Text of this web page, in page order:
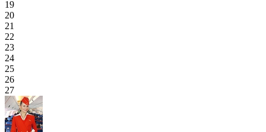
19
20
21
22
23
24
25
26
27